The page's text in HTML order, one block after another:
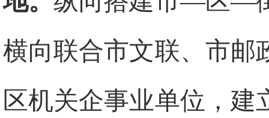
横向联合市文联、市邮
区机关企事业单位，